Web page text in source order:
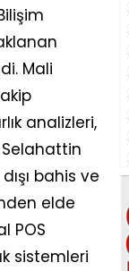
Mali
analizleri,
Selahattin
bahis ve
elde
POS
sistemleri